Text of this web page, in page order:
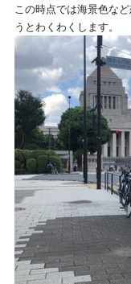
この時点では海景色な
うとわくわくします。